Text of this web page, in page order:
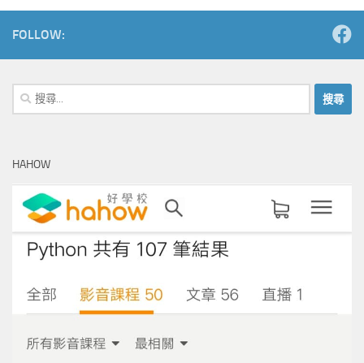
FOLLOW:
搜
尋
字:
HAHOW